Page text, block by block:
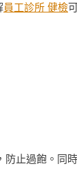
員工診所 健檢
防止過飽。同